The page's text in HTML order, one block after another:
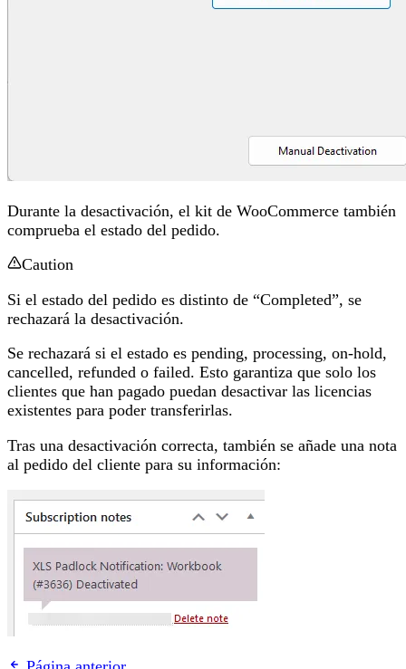
Durante la desactivación, el kit de WooCommerce también
comprueba el estado del pedido.
Caution
Si el estado del pedido es distinto de “Completed”, se
rechazará la desactivación.
Se rechazará si el estado es pending, processing, on-hold,
cancelled, refunded o failed. Esto garantiza que solo los
clientes que han pagado puedan desactivar las licencias
existentes para poder transferirlas.
Tras una desactivación correcta, también se añade una nota
al pedido del cliente para su información: